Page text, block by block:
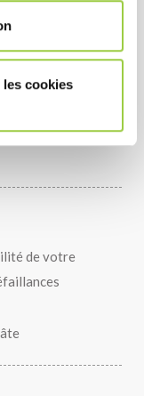
les cookies
la dissipation
plomb NiAu, Ni,
de votre